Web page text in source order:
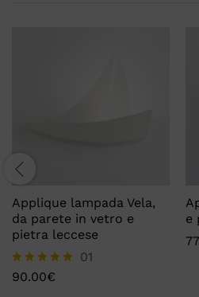
Applique lampada Vela,
da parete in vetro e
pietra leccese
Valutato
01
90.00€
e